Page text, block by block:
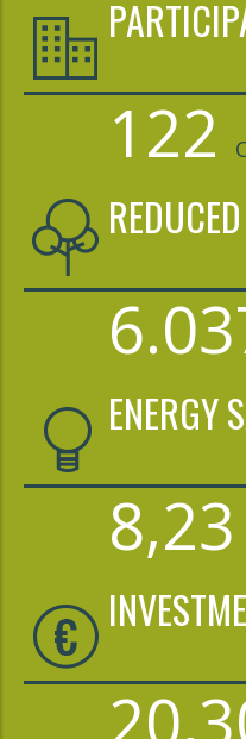
122
ENERGY
8,23